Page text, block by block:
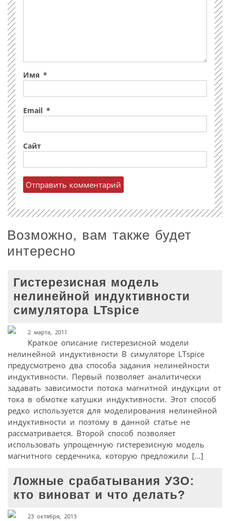
Имя *
Email *
Сайт
Возможно, вам также будет
интересно
Гистерезисная модель
нелинейной индуктивности
симулятора LTspice
2 марта, 2011
Краткое описание гистерезисной модели
нелинейной индуктивности В симуляторе LTspice
предусмотрено два способа задания нелинейности
индуктивности. Первый позволяет аналитически
задавать зависимости потока магнитной индукции от
тока в обмотке катушки индуктивности. Этот способ
редко используется для моделирования нелинейной
индуктивности и поэтому в данной статье не
рассматривается. Второй способ позволяет
использовать упрощенную гистерезисную модель
магнитного сердечника, которую предложили […]
Ложные срабатывания УЗО:
кто виноват и что делать?
23 октября, 2013